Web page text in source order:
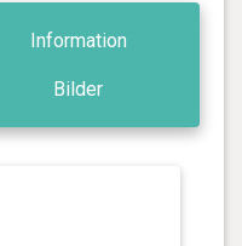
Information
Bilder